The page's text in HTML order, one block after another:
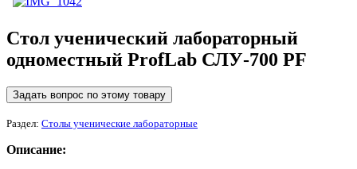
Стол ученический лабораторный
одноместный ProfLab СЛУ-700 PF
Задать вопрос по этому товару
Раздел: Столы ученические лабораторные
Описание: